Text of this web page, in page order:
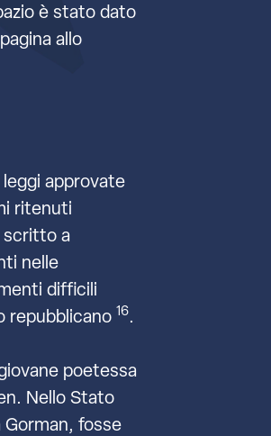
è stato dato
allo
approvate
ritenuti
scritto a
nelle
difficili
repubblicano 16.
poetessa
Nello Stato
Gorman, fosse